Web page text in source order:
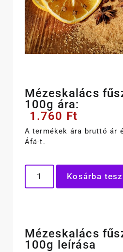
Mézeskalács
100g ára:
1.760 Ft
A termékek ára bruttó ár
Áfá-t.
Kosárba
Mézeskalács
100g leírása